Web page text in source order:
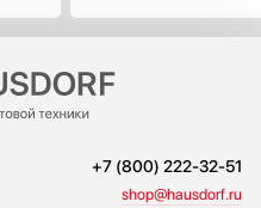
+7 (800) 222-32-51
shop@hausdorf.ru